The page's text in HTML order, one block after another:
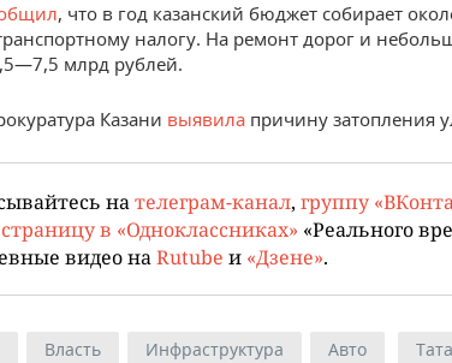
, что в год казанский бюджет собирает
налогу. На ремонт дорог и
млрд рублей.
Казани выявила причину затопления
нателеграм-канал, группу
страницу в «Одноклассниках» «Реального
видео наRutube и «Дзене».
Власть Инфраструктура Авто